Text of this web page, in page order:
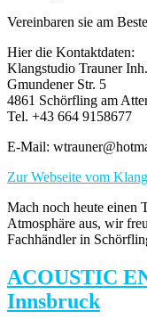
Vereinbaren sie am
Hier die Kontaktdaten:
Klangstudio Trauner
Gmundener Str. 5
4861 Schörfling am
Tel. +43 664 9158677
E-Mail:
Zur Webseite vom
Mach noch heute einen
Atmosphäre aus, wir
Fachhändler in
ACOUSTIC
Innsbruck